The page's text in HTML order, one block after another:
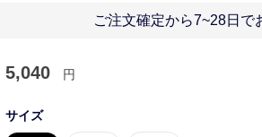
ご注文確定から7~28日で
5,040 円
サイズ